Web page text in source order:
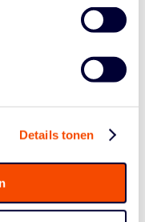
Details tonen